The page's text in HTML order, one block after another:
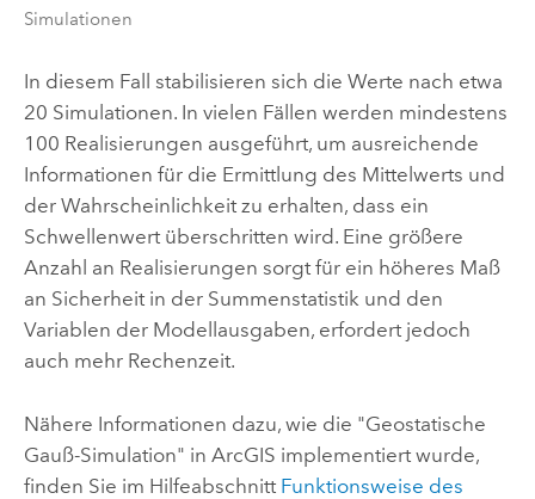
Simulationen
In diesem Fall stabilisieren sich die Werte nach etwa
20 Simulationen. In vielen Fällen werden mindestens
100 Realisierungen ausgeführt, um ausreichende
Informationen für die Ermittlung des Mittelwerts und
der Wahrscheinlichkeit zu erhalten, dass ein
Schwellenwert überschritten wird. Eine größere
Anzahl an Realisierungen sorgt für ein höheres Maß
an Sicherheit in der Summenstatistik und den
Variablen der Modellausgaben, erfordert jedoch
auch mehr Rechenzeit.
Nähere Informationen dazu, wie die "Geostatische
Gauß-Simulation" in ArcGIS implementiert wurde,
finden Sie im Hilfeabschnitt Funktionsweise des